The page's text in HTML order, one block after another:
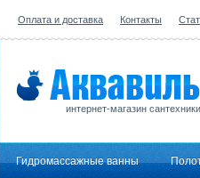
Оплата и доставка Контакты
интернет-магазин сантехники
Гидромассажные ванны